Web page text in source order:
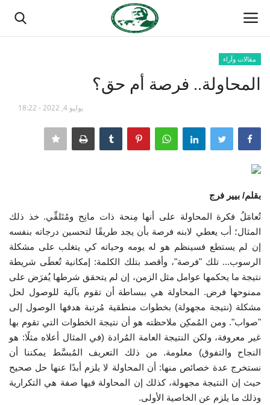
مدرسة الطليعة الوطنية
منتدى ناصر الدولي
حركة ناصر الشبابية
مصر
فريق العمل
إرث جمال عبدالناصر
أخبار
شروط وأحكام منحة ناصر للقيادة الدولية
منحة ناصر للقيادة الدولية
مقالات وآراء
المحاولة.. فرصة أم حق؟
يوليو 4, 2022 - 18:22
بقلم/ بيير فرج
تُعامَلُ فكرة المحاولة على أنها مِنحة ذات مانِح ومُتَلقِّي. خذ ذلك
المثال؛ أب يعطي لابنه فرصة بأن يجد طريقًا لتحسين درجاته بنفسه
إن لم يستطع فسينظم هو له يومه وحياته كي يتغلب على مشكلة
الرسوب... تلك "فرصة"، وأقصد بتلك الكلمة: إمكانية تُعطَى شريطة
نتيجة ما يحكمها عوامل مثل الزمن، إن لم يتحقق شرطها يُفرَض على
ممنوحها فرض. المحاولة هي ببساطة أن تقوم بآلية للوصول لحل
مشكلة (نتيجة مجهولة) بخطوات منطقية مُرتبة هدفها الوصول إلى
"صواب". ومن المُمكِن ملاحظته هو أن نتيجة الخطوات التي تقوم بها
غير معروفة، ولكن النتيجة العامة المُرادة (في المثال أعلاه مثلًا: هو
النجاح والتفوق) معلومة. من ذلك التعريف المُبسَّط يمكننا أن
نستخرج عدة خصائص منها: أن المحاولة لا يلزم أبدًا عنها حل صحيح
حيث إن النتيجة مجهولة، كذلك إن المحاولة فيها صفة هي التكرارية
وذلك ما يلزم عن الخاصية الأولى.